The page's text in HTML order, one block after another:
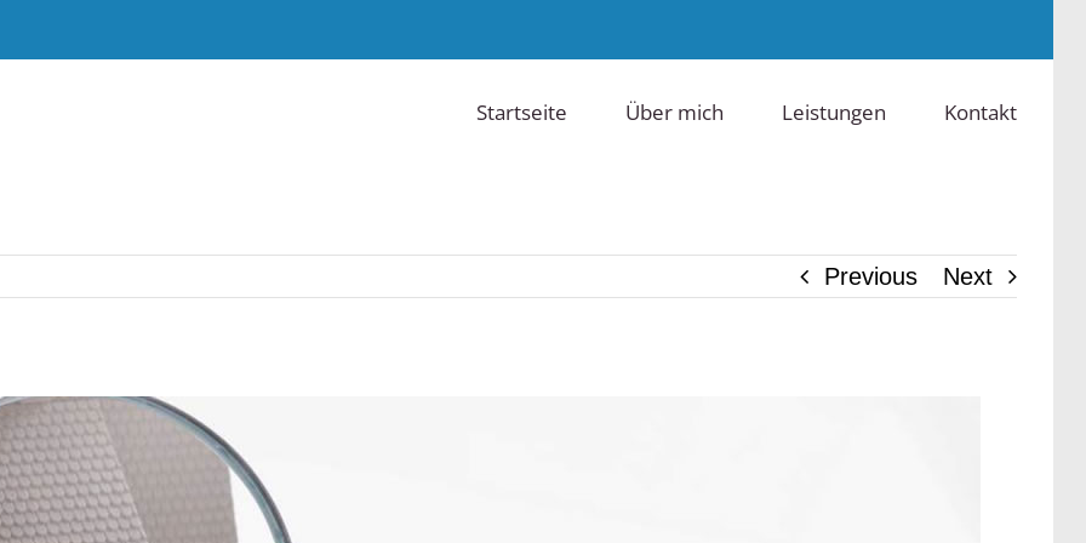
Startseite Über mich Leistungen Kontakt
Previous Next